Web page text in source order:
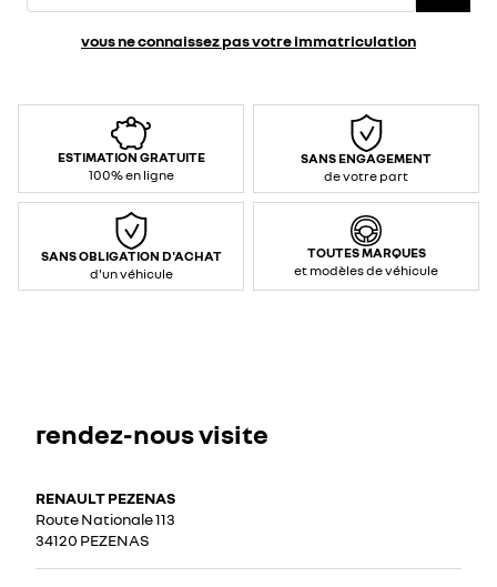
vous ne connaissez pas votre immatriculation
ESTIMATION GRATUITE
100% en ligne
SANS ENGAGEMENT
de votre part
SANS OBLIGATION D'ACHAT
d'un véhicule
TOUTES MARQUES
et modèles de véhicule
rendez-nous visite
RENAULT PEZENAS
Route Nationale 113
34120 PEZENAS